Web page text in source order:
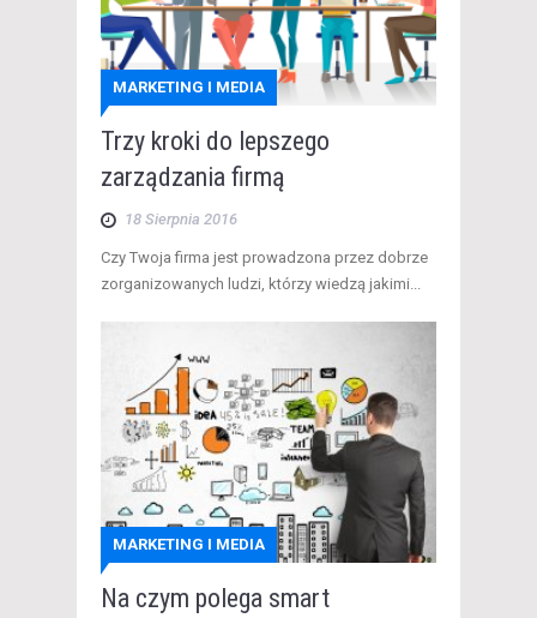
MARKETING I MEDIA
Trzy kroki do lepszego
zarządzania firmą
18 Sierpnia 2016
Czy Twoja firma jest prowadzona przez dobrze
zorganizowanych ludzi, którzy wiedzą jakimi...
MARKETING I MEDIA
Na czym polega smart